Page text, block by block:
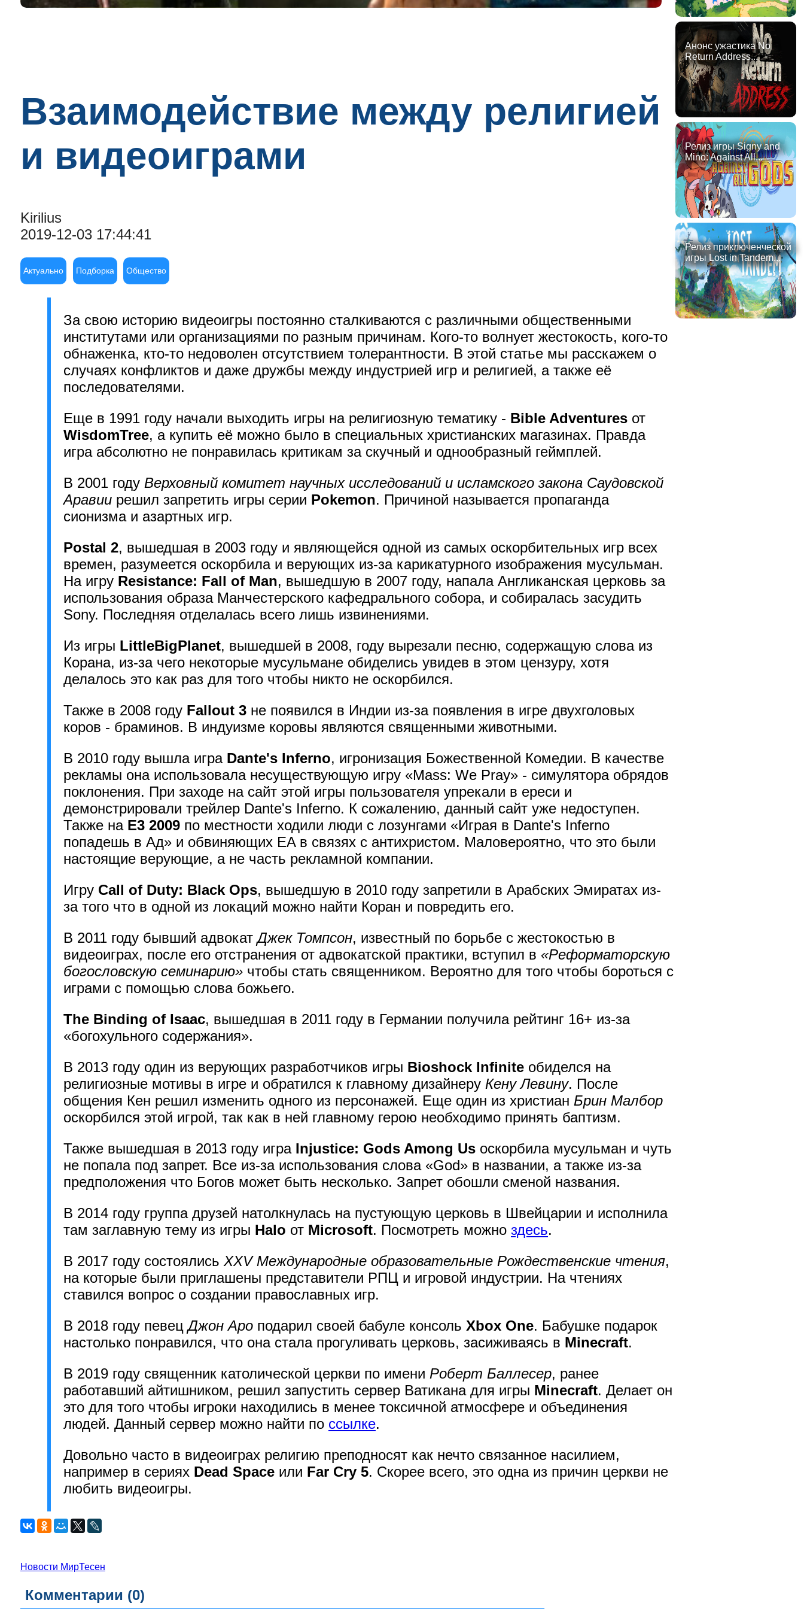
Взаимодействие между религией
и видеоиграми
Kirilius
2019-12-03 17:44:41
Актуально Подборка Общество
За свою историю видеоигры постоянно сталкиваются с различными общественными
институтами или организациями по разным причинам. Кого-то волнует жестокость, кого-то
обнаженка, кто-то недоволен отсутствием толерантности. В этой статье мы расскажем о
случаях конфликтов и даже дружбы между индустрией игр и религией, а также её
последователями.
Еще в 1991 году начали выходить игры на религиозную тематику - Bible Adventures от
WisdomTree, а купить её можно было в специальных христианских магазинах. Правда
игра абсолютно не понравилась критикам за скучный и однообразный геймплей.
В 2001 году Верховный комитет научных исследований и исламского закона Саудовской
Аравии решил запретить игры серии Pokemon. Причиной называется пропаганда
сионизма и азартных игр.
Postal 2, вышедшая в 2003 году и являющейся одной из самых оскорбительных игр всех
времен, разумеется оскорбила и верующих из-за карикатурного изображения мусульман.
На игру Resistance: Fall of Man, вышедшую в 2007 году, напала Англиканская церковь за
использования образа Манчестерского кафедрального собора, и собиралась засудить
Sony. Последняя отделалась всего лишь извинениями.
Из игры LittleBigPlanet, вышедшей в 2008, году вырезали песню, содержащую слова из
Корана, из-за чего некоторые мусульмане обиделись увидев в этом цензуру, хотя
делалось это как раз для того чтобы никто не оскорбился.
Также в 2008 году Fallout 3 не появился в Индии из-за появления в игре двухголовых
коров - браминов. В индуизме коровы являются священными животными.
В 2010 году вышла игра Dante's Inferno, игронизация Божественной Комедии. В качестве
рекламы она использовала несуществующую игру «Mass: We Pray» - симулятора обрядов
поклонения. При заходе на сайт этой игры пользователя упрекали в ереси и
демонстрировали трейлер Dante's Inferno. К сожалению, данный сайт уже недоступен.
Также на E3 2009 по местности ходили люди с лозунгами «Играя в Dante's Inferno
попадешь в Ад» и обвиняющих EA в связях с антихристом. Маловероятно, что это были
настоящие верующие, а не часть рекламной компании.
Игру Call of Duty: Black Ops, вышедшую в 2010 году запретили в Арабских Эмиратах из-
за того что в одной из локаций можно найти Коран и повредить его.
В 2011 году бывший адвокатДжек Томпсон, известный по борьбе с жестокостью в
видеоиграх, после его отстранения от адвокатской практики, вступил в «Реформаторскую
богословскую семинарию» чтобы стать священником. Вероятно для того чтобы бороться с
играми с помощью слова божьего.
The Binding of Isaac, вышедшая в 2011 году в Германии получила рейтинг 16+ из-за
«богохульного содержания».
В 2013 году один из верующих разработчиков игры Bioshock Infinite обиделся на
религиозные мотивы в игре и обратился к главному дизайнеру Кену Левину. После
общения Кен решил изменить одного из персонажей. Еще один из христиан Брин Малбор
оскорбился этой игрой, так как в ней главному герою необходимо принять баптизм.
Также вышедшая в 2013 году игра Injustice: Gods Among Us оскорбила мусульман и чуть
не попала под запрет. Все из-за использования слова «God» в названии, а также из-за
предположения что Богов может быть несколько. Запрет обошли сменой названия.
В 2014 году группа друзей натолкнулась на пустующую церковь в Швейцарии и исполнила
там заглавную тему из игры Halo от Microsoft. Посмотреть можно здесь.
В 2017 году состоялись XXV Международные образовательные Рождественские чтения,
на которые были приглашены представители РПЦ и игровой индустрии. На чтениях
ставился вопрос о создании православных игр.
В 2018 году певецДжон Аро подарил своей бабуле консоль Xbox One. Бабушке подарок
настолько понравился, что она стала прогуливать церковь, засиживаясь в Minecraft.
В 2019 году священник католической церкви по имени Роберт Баллесер, ранее
работавший айтишником, решил запустить сервер Ватикана для игры Minecraft. Делает он
это для того чтобы игроки находились в менее токсичной атмосфере и объединения
людей. Данный сервер можно найти по ссылке.
Довольно часто в видеоиграх религию преподносят как нечто связанное насилием,
например в сериях Dead Space или Far Cry 5. Скорее всего, это одна из причин церкви не
любить видеоигры.
Новости МирТесен
Комментарии (0)
Анонс ужастика No
Return Address...
Релиз игры Signy and
Mino: Against All...
Релиз приключенческой
игры Lost in Tandem...